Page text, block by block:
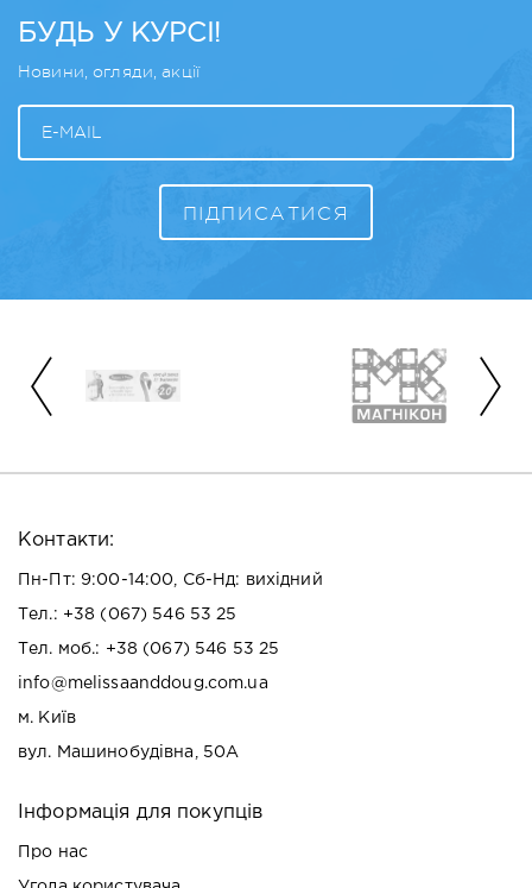
БУДЬ У КУРСІ!
Новини, огляди, акції
Контакти:
Пн-Пт: 9:00-14:00, Сб-Нд: вихідний
Тел.: +38 (067) 546 53 25
Тел. моб.: +38 (067) 546 53 25
info@melissaanddoug.com.ua
м. Київ
вул. Машинобудівна, 50А
Інформація для покупців
Про нас